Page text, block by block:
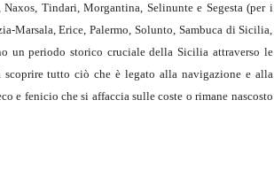
Naxos, Tindari, Morgantina, Selinunte e Segesta (per i
Marsala, Erice, Palermo, Solunto, Sambuca di Sicilia,
un periodo storico cruciale della Sicilia attraverso le
tutto ciò che è legato alla navigazione e alla
e fenicio che si affaccia sulle coste o rimane nascosto